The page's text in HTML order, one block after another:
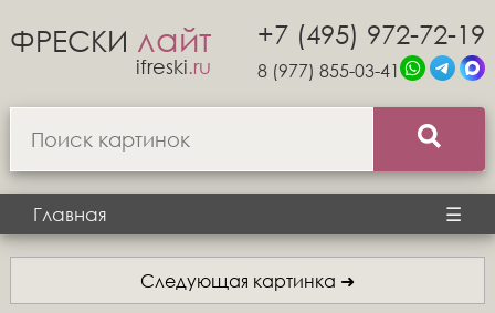
ФРЕСКИ лайт
ifreski.ru
+7 (495) 972-72-19
8 (977) 855-03-41
Главная ☰
Следующая картинка ➜